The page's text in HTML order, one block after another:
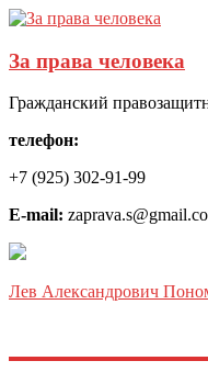
За права человека
Гражданский
телефон:
+7 (925) 302-91-99
E-mail:
Лев Александрович